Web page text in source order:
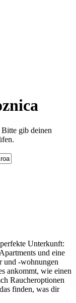
gib deinen
Unterkunft:
und eine
und -wohnungen
ankommt, wie einen
Raucheroptionen
finden, was dir